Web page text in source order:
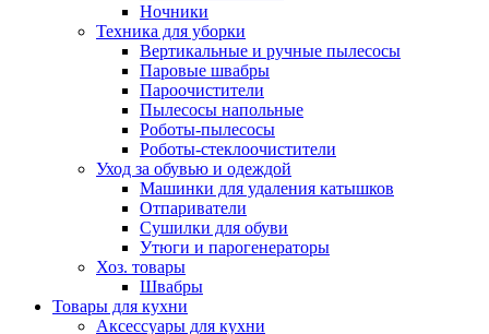
Ночники
Техника для уборки
Вертикальные и ручные пылесосы
Паровые швабры
Пароочистители
Пылесосы напольные
Роботы-пылесосы
Роботы-стеклоочистители
Уход за обувью и одеждой
Машинки для удаления катышков
Отпариватели
Сушилки для обуви
Утюги и парогенераторы
Хоз. товары
Швабры
Товары для кухни
Аксессуары для кухни